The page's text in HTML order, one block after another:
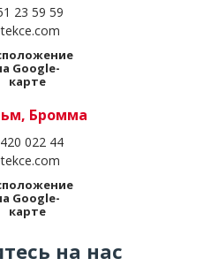
23 59 59
Google-
карте
Бромма
022 44
Google-
карте
на нас